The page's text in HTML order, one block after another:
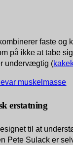
faste og
på ikke at tabe
undervægtig (
muskelmasse
erstatning
til at
Pete Sulack er